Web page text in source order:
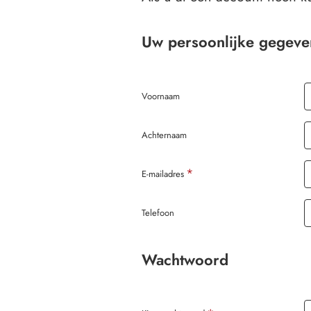
Uw persoonlijke
Uw
gegevens
Voornaam
Achternaam
E-mailadres
Telefoon
Wachtwoord
Wachtwoord